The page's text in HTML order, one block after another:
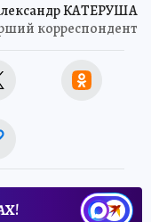
КАТЕРУША
корреспондент